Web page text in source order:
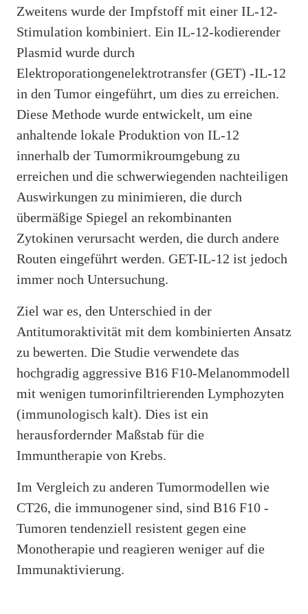
Zweitens wurde der Impfstoff mit einer IL-12-
Stimulation kombiniert. Ein IL-12-kodierender
Plasmid wurde durch
Elektroporationgenelektrotransfer (GET) -IL-12
in den Tumor eingeführt, um dies zu erreichen.
Diese Methode wurde entwickelt, um eine
anhaltende lokale Produktion von IL-12
innerhalb der Tumormikroumgebung zu
erreichen und die schwerwiegenden nachteiligen
Auswirkungen zu minimieren, die durch
übermäßige Spiegel an rekombinanten
Zytokinen verursacht werden, die durch andere
Routen eingeführt werden. GET-IL-12 ist jedoch
immer noch Untersuchung.
Ziel war es, den Unterschied in der
Antitumoraktivität mit dem kombinierten Ansatz
zu bewerten. Die Studie verwendete das
hochgradig aggressive B16 F10-Melanommodell
mit wenigen tumorinfiltrierenden Lymphozyten
(immunologisch kalt). Dies ist ein
herausfordernder Maßstab für die
Immuntherapie von Krebs.
Im Vergleich zu anderen Tumormodellen wie
CT26, die immunogener sind, sind B16 F10 -
Tumoren tendenziell resistent gegen eine
Monotherapie und reagieren weniger auf die
Immunaktivierung.